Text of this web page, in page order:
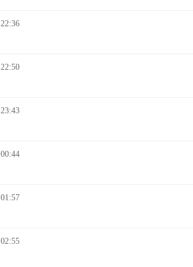
22:36
22:50
23:43
00:44
01:57
02:55